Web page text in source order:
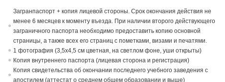
Загранпаспорт + копия лицевой стороны. Срок окончания действия не
менее 6 месяцев к моменту въезда. При наличии второго действующего
заграничного паспорта необходимо предоставить копию основной
страницы, а также всех его страниц с пометками, визами и печатями.
1 фотография (3,5х4,5 см цветная, на светлом фоне, уши открыты)
Копия внутреннего паспорта (лицевая сторона и регистрация)
Копия свидетельства об окончании последнего учебного заведения с
апостилем (аттестат о среднем общем образовании и выше)